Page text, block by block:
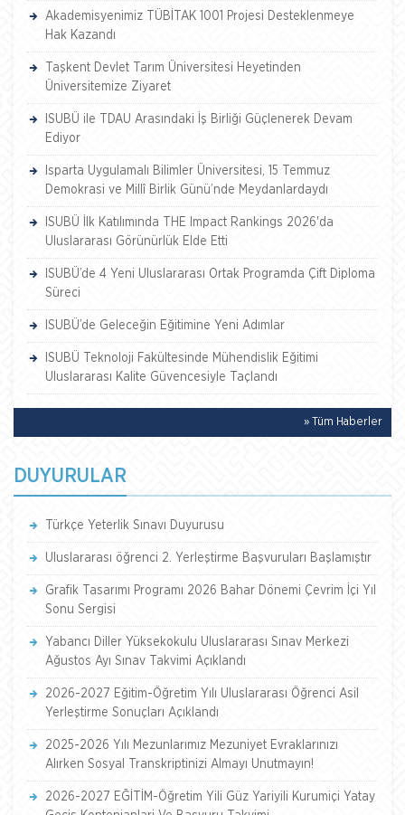
Akademisyenimiz TÜBİTAK 1001 Projesi Desteklenmeye
Hak Kazandı
Taşkent Devlet Tarım Üniversitesi Heyetinden
Üniversitemize Ziyaret
ISUBÜ ile TDAU Arasındaki İş Birliği Güçlenerek Devam
Ediyor
Isparta Uygulamalı Bilimler Üniversitesi, 15 Temmuz
Demokrasi ve Millî Birlik Günü’nde Meydanlardaydı
ISUBÜ İlk Katılımında THE Impact Rankings 2026'da
Uluslararası Görünürlük Elde Etti
ISUBÜ’de 4 Yeni Uluslararası Ortak Programda Çift Diploma
Süreci
ISUBÜ’de Geleceğin Eğitimine Yeni Adımlar
ISUBÜ Teknoloji Fakültesinde Mühendislik Eğitimi
Uluslararası Kalite Güvencesiyle Taçlandı
» Tüm Haberler
DUYURULAR
Türkçe Yeterlik Sınavı Duyurusu
Uluslararası öğrenci 2. Yerleştirme Başvuruları Başlamıştır
Grafik Tasarımı Programı 2026 Bahar Dönemi Çevrim İçi Yıl
Sonu Sergisi
Yabancı Diller Yüksekokulu Uluslararası Sınav Merkezi
Ağustos Ayı Sınav Takvimi Açıklandı
2026-2027 Eğitim-Öğretim Yılı Uluslararası Öğrenci Asil
Yerleştirme Sonuçları Açıklandı
2025-2026 Yılı Mezunlarımız Mezuniyet Evraklarınızı
Alırken Sosyal Transkriptinizi Almayı Unutmayın!
2026-2027 EĞİTİM-Öğretim Yili Güz Yariyili Kurumiçi Yatay